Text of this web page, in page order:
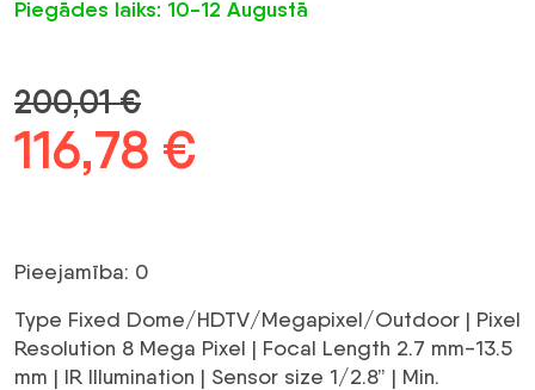
Piegādes laiks: 10-12 Augustā
200,01€
Sākotnējā
bija:
200,01 €.
116,78 €
116,78 €.
Pieejamība: 0
Type Fixed Dome/HDTV/Megapixel/Outdoor | Pixel
Resolution 8 Mega Pixel | Focal Length 2.7 mm-13.5
mm | IR Illumination | Sensor size 1/2.8” | Min.